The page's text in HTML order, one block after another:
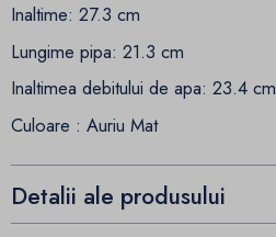
Inaltime: 27.3 cm
Lungime pipa: 21.3 cm
Inaltimea debitului de apa: 23.4 cm
Culoare : Auriu Mat
Detalii ale produsului